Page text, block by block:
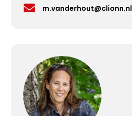
 m.vanderhout@clionn.nl